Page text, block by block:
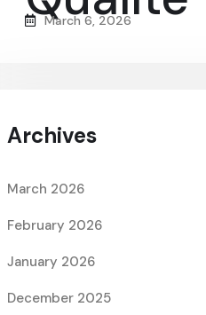
March 6, 2026
Archives
March 2026
February 2026
January 2026
December 2025